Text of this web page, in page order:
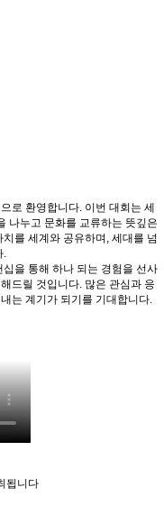
로 환영합니다. 이번 대회는 세
나누고 문화를 교류하는 뜻깊은
를 세계와 공유하며, 세대를 넘
.
을 통해 하나 되는 경험을 선사
드릴 것입니다. 많은 관심과 응
는 계기가 되기를 기대합니다.
됩니다